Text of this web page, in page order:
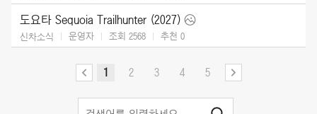
도요타 Sequoia Trailhunter (2027)
신차소식 운영자 조회 2568 추천 0
1 2 3 4 5